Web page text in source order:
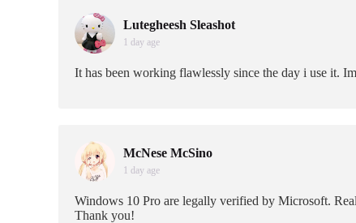
Lutegheesh Sleashot
1 day age
It has been working flawlessly since the day i use it.
McNese McSino
1 day age
Windows 10 Pro are legally verified by Microsoft.
Thank you!